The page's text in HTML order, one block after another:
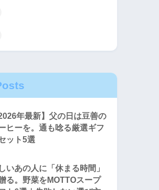
2026年最新】父の日は豆善の
ヒーを。通も唸る厳選ギフ
ット5選
いあの人に「休まる時間」
る。野菜をMOTTOスープ